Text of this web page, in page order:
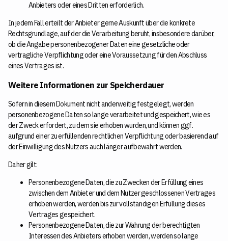
Anbieters oder eines Dritten erforderlich.
In jedem Fall erteilt der Anbieter gerne Auskunft über die konkrete
Rechtsgrundlage, auf der die Verarbeitung beruht, insbesondere darüber,
ob die Angabe personenbezogener Daten eine gesetzliche oder
vertragliche Verpflichtung oder eine Voraussetzung für den Abschluss
eines Vertrages ist.
Weitere Informationen zur Speicherdauer
Sofern in diesem Dokument nicht anderweitig festgelegt, werden
personenbezogene Daten so lange verarbeitet und gespeichert, wie es
der Zweck erfordert, zu dem sie erhoben wurden, und können ggf.
aufgrund einer zu erfüllenden rechtlichen Verpflichtung oder basierend auf
der Einwilligung des Nutzers auch länger aufbewahrt werden.
Daher gilt:
Personenbezogene Daten, die zu Zwecken der Erfüllung eines
zwischen dem Anbieter und dem Nutzer geschlossenen Vertrages
erhoben werden, werden bis zur vollständigen Erfüllung dieses
Vertrages gespeichert.
Personenbezogene Daten, die zur Wahrung der berechtigten
Interessen des Anbieters erhoben werden, werden so lange